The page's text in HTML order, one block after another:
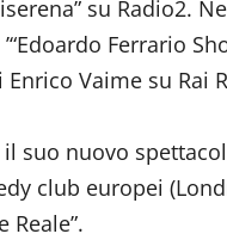
su Radio2.
Ferrario
Vaime su Rai
il suo nuovo
club europei
Reale”.